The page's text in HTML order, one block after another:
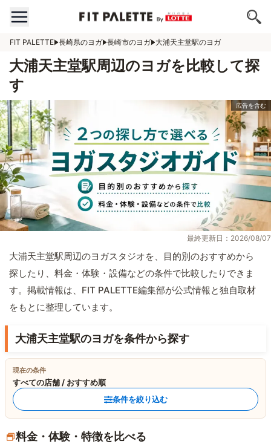
FIT PALETTE 長崎県のヨガ 長崎市のヨガ 大浦天主堂駅のヨガ
大浦天主堂駅周辺のヨガを比較して探
す
最終更新日：2026/08/07
大浦天主堂駅周辺のヨガスタジオを、目的別のおすすめから
探したり、料金・体験・設備などの条件で比較したりできま
す。掲載情報は、FIT PALETTE編集部が公式情報と独自取材
をもとに整理しています。
大浦天主堂駅のヨガを条件から探す
現在の条件
すべての店舗 / おすすめ順
条件を絞り込む
料金・体験・特徴を比べる